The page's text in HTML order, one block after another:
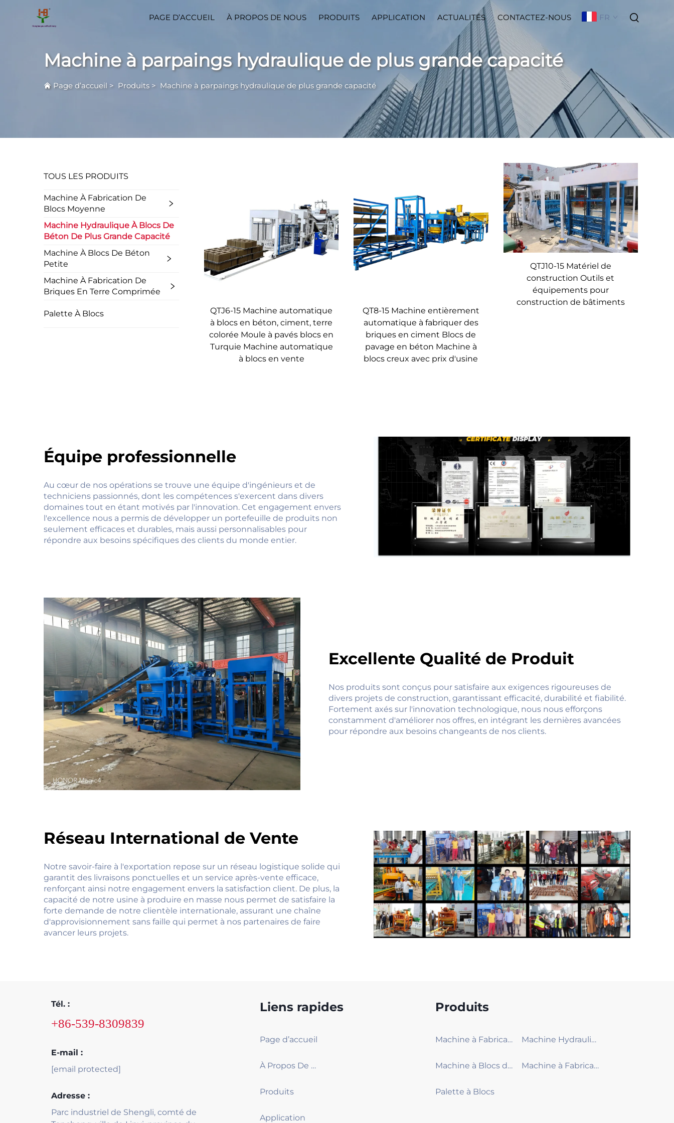
PAGE D’ACCUEIL À PROPOS DE NOUS PRODUITS APPLICATION ACTUALITÉS CONTACTEZ-NOUS FR
Machine à parpaings hydraulique de plus grande capacité
Page d’accueil > Produits > Machine à parpaings hydraulique de plus grande capacité
TOUS LES PRODUITS
Machine À Fabrication De
Blocs Moyenne
Machine Hydraulique À Blocs De
Béton De Plus Grande Capacité
Machine À Blocs De Béton
Petite
Machine À Fabrication De
Briques En Terre Comprimée
Palette À Blocs
QTJ6-15 Machine automatique
à blocs en béton, ciment, terre
colorée Moule à pavés blocs en
Turquie Machine automatique
à blocs en vente
QT8-15 Machine entièrement
automatique à fabriquer des
briques en ciment Blocs de
pavage en béton Machine à
blocs creux avec prix d'usine
QTJ10-15 Matériel de
construction Outils et
équipements pour
construction de bâtiments
Équipe professionnelle
Au cœur de nos opérations se trouve une équipe d'ingénieurs et de
techniciens passionnés, dont les compétences s'exercent dans divers
domaines tout en étant motivés par l'innovation. Cet engagement envers
l'excellence nous a permis de développer un portefeuille de produits non
seulement efficaces et durables, mais aussi personnalisables pour
répondre aux besoins spécifiques des clients du monde entier.
Excellente Qualité de Produit
Nos produits sont conçus pour satisfaire aux exigences rigoureuses de
divers projets de construction, garantissant efficacité, durabilité et fiabilité.
Fortement axés sur l'innovation technologique, nous nous efforçons
constamment d'améliorer nos offres, en intégrant les dernières avancées
pour répondre aux besoins changeants de nos clients.
Réseau International de Vente
Notre savoir-faire à l'exportation repose sur un réseau logistique solide qui
garantit des livraisons ponctuelles et un service après-vente efficace,
renforçant ainsi notre engagement envers la satisfaction client. De plus, la
capacité de notre usine à produire en masse nous permet de satisfaire la
forte demande de notre clientèle internationale, assurant une chaîne
d'approvisionnement sans faille qui permet à nos partenaires de faire
avancer leurs projets.
Tél. :
+86-539-8309839
E-mail :
[email protected]
Adresse :
Parc industriel de Shengli, comté de
Liens rapides
Page d’accueil
À Propos De Nous
Produits
Application
Produits
Machine à Fabrication de Blocs Moyenne Machine Hydraulique à Blocs de Béton de Plus Grande Capacité
Machine à Blocs de Béton Petite Machine à Fabrication de Briques en Terre Comprimée
Palette à Blocs